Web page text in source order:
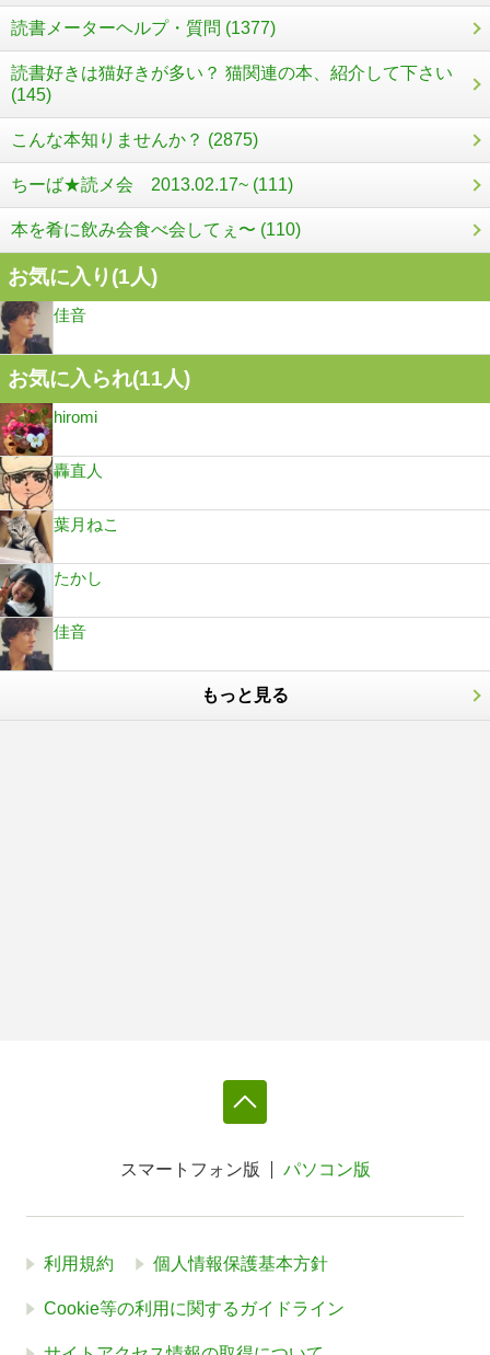
読書メーターヘルプ・質問 (1377)
読書好きは猫好きが多い？ 猫関連の本、紹介して下さい
(145)
こんな本知りませんか？ (2875)
ちーば★読メ会 2013.02.17~ (111)
本を肴に飲み会食べ会してぇ〜 (110)
お気に入り(1人)
佳音
お気に入られ(11人)
hiromi
轟直人
葉月ねこ
たかし
佳音
もっと見る
スマートフォン版 パソコン版
利用規約 個人情報保護基本方針
Cookie等の利用に関するガイドライン